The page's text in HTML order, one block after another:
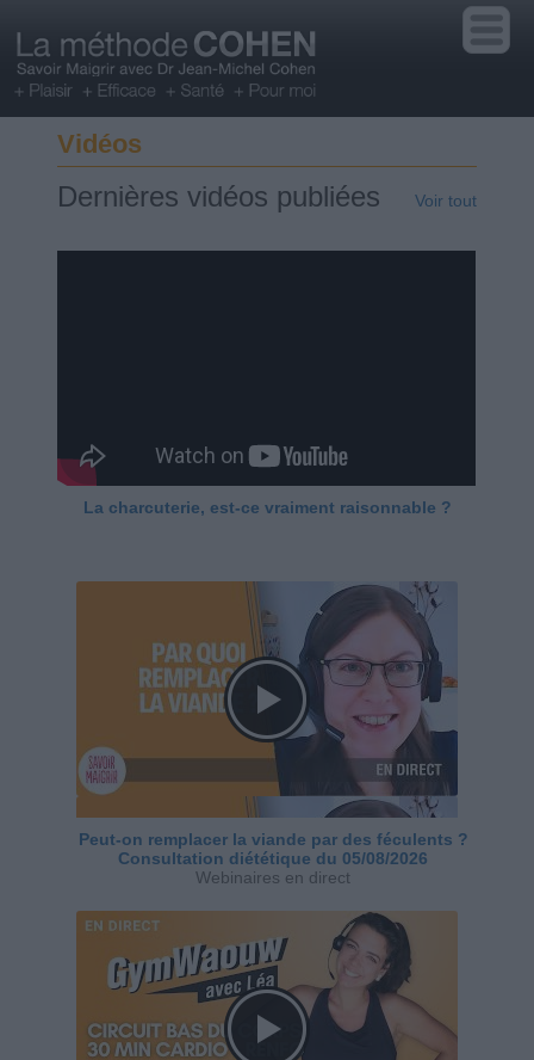
Vidéos
Dernières vidéos publiées Voir tout
La charcuterie, est-ce vraiment raisonnable ?
Peut-on remplacer la viande par des féculents ?
Consultation diététique du 05/08/2026
Webinaires en direct